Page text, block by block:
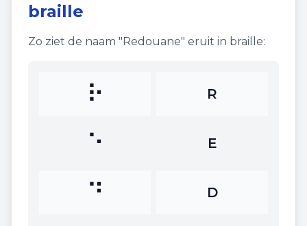
braille
Zo ziet de naam "Redouane" eruit in braille:
⠗ R
⠑ E
⠙ D